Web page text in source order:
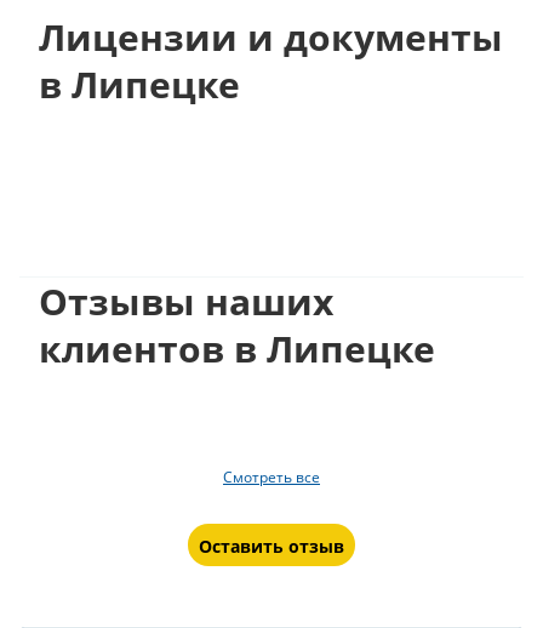
Лицензии и документы
в Липецке
Отзывы наших
клиентов в Липецке
Смотреть все
Оставить отзыв